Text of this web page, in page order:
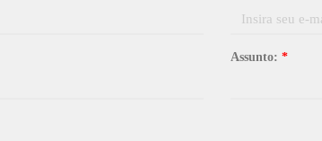
Assunto: *